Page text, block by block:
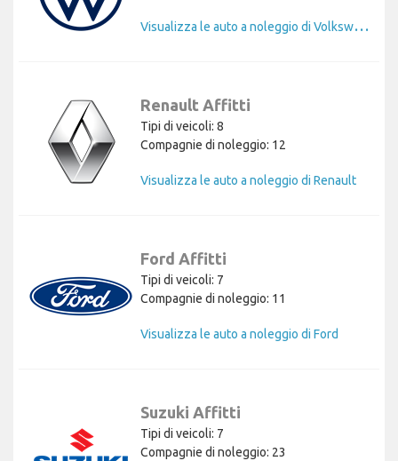
V
isualizza le auto a noleggio di Volkswagen
Renault Affitti
Tipi di veicoli: 8
Compagnie di noleggio: 12
Visualizza le auto a noleggio di Renault
Ford Affitti
Tipi di veicoli: 7
Compagnie di noleggio: 11
Visualizza le auto a noleggio di Ford
Suzuki Affitti
Tipi di veicoli: 7
Compagnie di noleggio: 23